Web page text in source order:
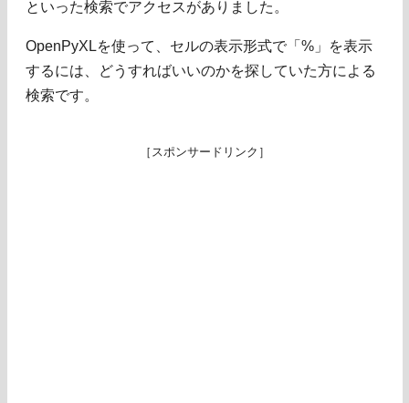
といった検索でアクセスがありました。
OpenPyXLを使って、セルの表示形式で「%」を表示
するには、どうすればいいのかを探していた方による
検索です。
［スポンサードリンク］